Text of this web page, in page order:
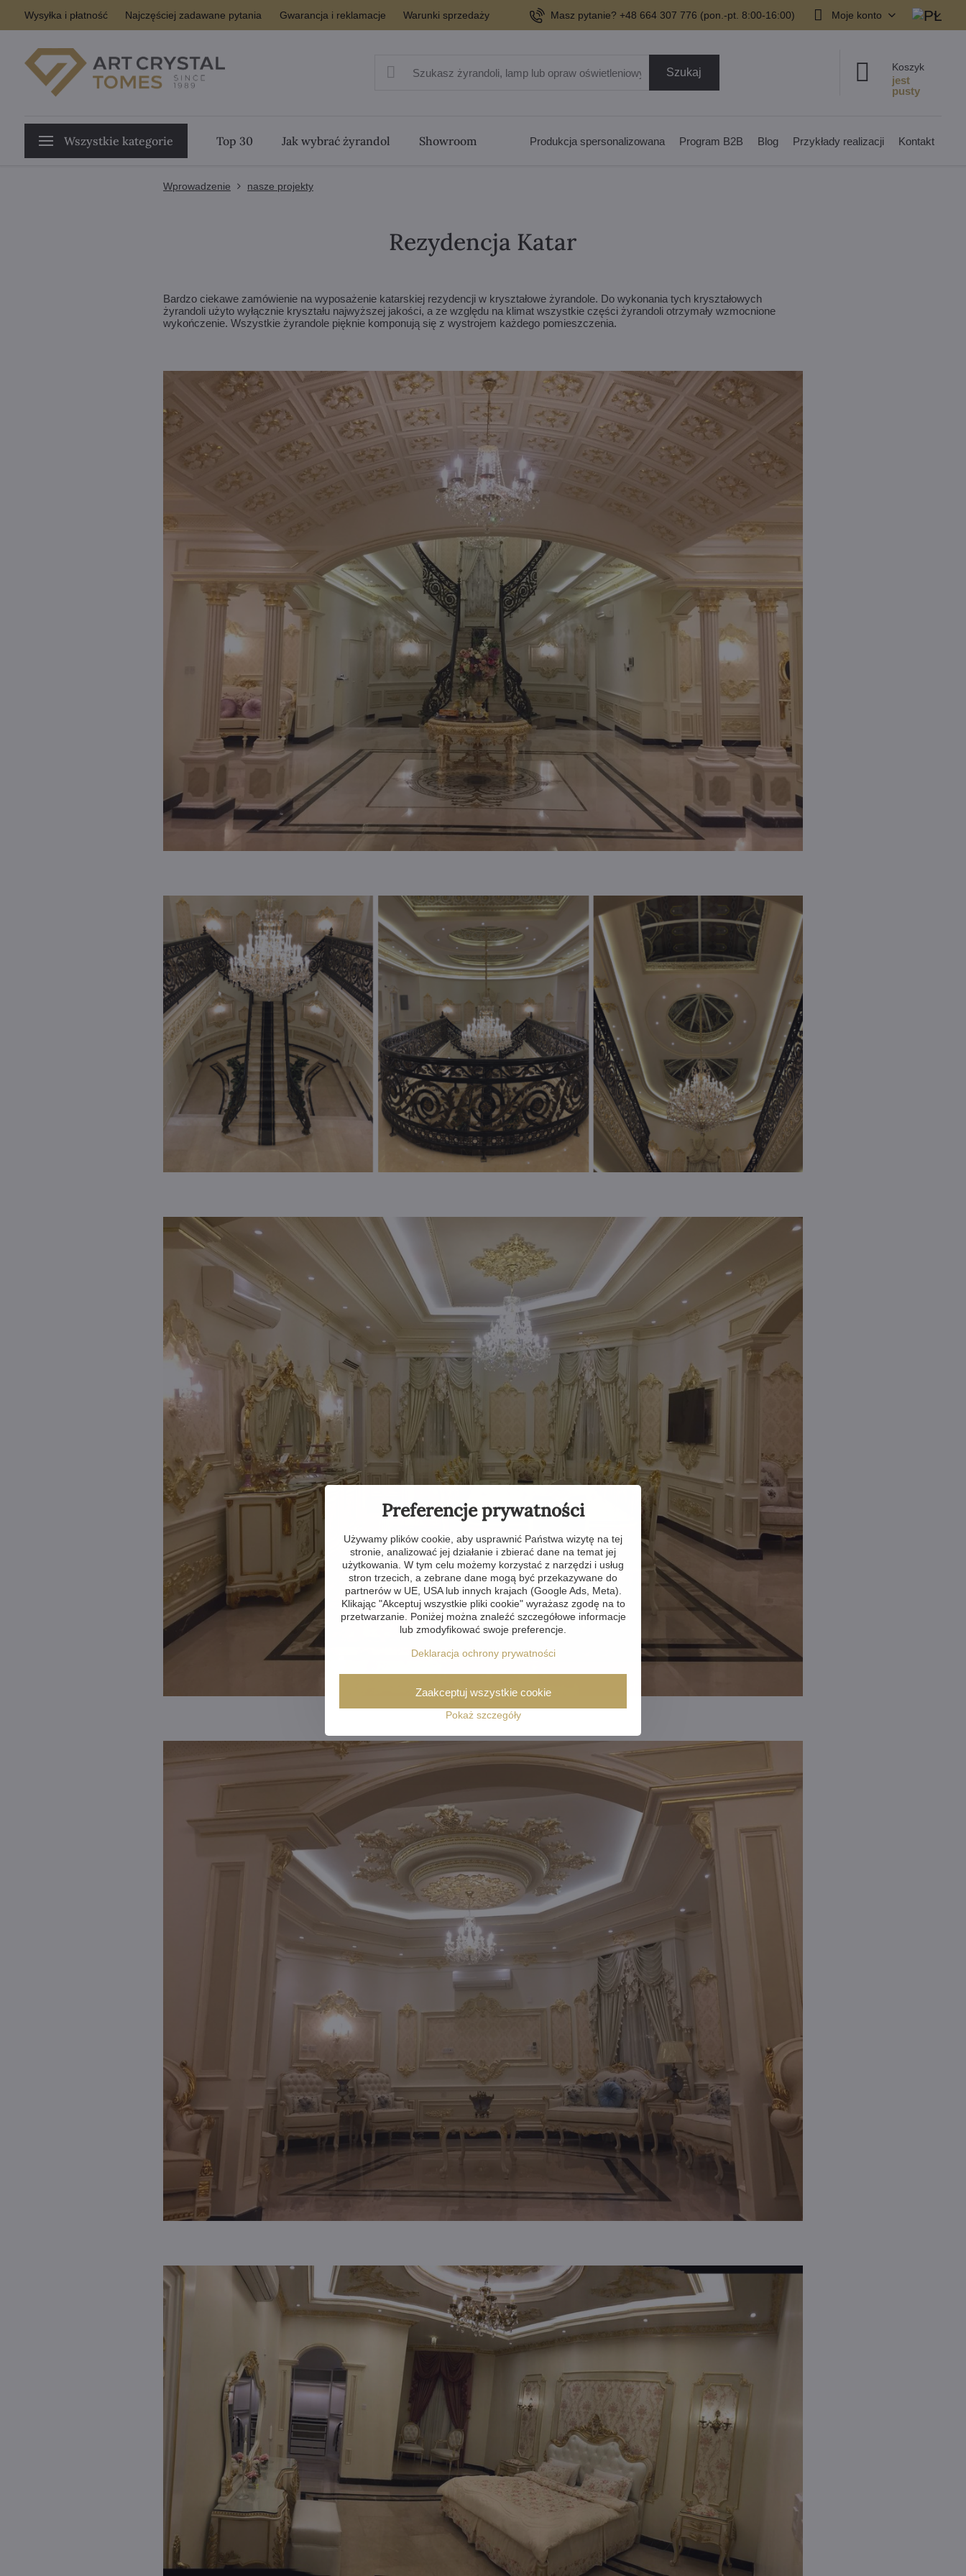
Wysyłka i płatność Najczęściej zadawane pytania Gwarancja i reklamacje Warunki sprzedaży Masz pytanie? +48 664 307 776 (pon.-pt. 8:00-16:00) Moje konto
Szukaj Koszyk
Wszystkie kategorie Top 30 Jak wybrać żyrandol Showroom Produkcja spersonalizowana Program B2B Blog Przykłady realizacji Kontakt
Wprowadzenie nasze projekty
Rezydencja Katar
Bardzo ciekawe zamówienie na wyposażenie katarskiej rezydencji w kryształowe żyrandole. Do wykonania tych kryształowych
żyrandoli użyto wyłącznie kryształu najwyższej jakości, a ze względu na klimat wszystkie części żyrandoli otrzymały wzmocnione
wykończenie. Wszystkie żyrandole pięknie komponują się z wystrojem każdego pomieszczenia.
Preferencje prywatności
Używamy plików cookie, aby usprawnić Państwa wizytę na tej
stronie, analizować jej działanie i zbierać dane na temat jej
użytkowania. W tym celu możemy korzystać z narzędzi i usług
stron trzecich, a zebrane dane mogą być przekazywane do
partnerów w UE, USA lub innych krajach (Google Ads, Meta).
Klikając "Akceptuj wszystkie pliki cookie" wyrażasz zgodę na to
przetwarzanie. Poniżej można znaleźć szczegółowe informacje
lub zmodyfikować swoje preferencje.
Deklaracja ochrony prywatności
Pokaż szczegóły
Zaakceptuj wszystkie cookie